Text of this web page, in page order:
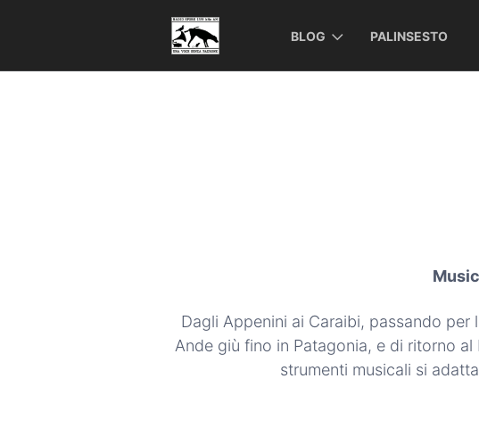
BLOG PALINSESTO
Dagli Appenini ai Caraibi, passando
Ande giù fino in Patagonia, e di ritorno
strumenti musicali si